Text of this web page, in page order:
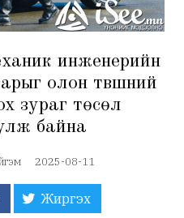
инженерийн
олон түвшний
зураг төсөл
байна
2025-08-11
Жиргэх